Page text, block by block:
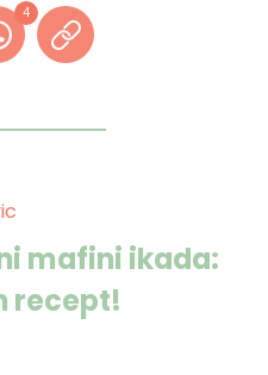
4
mafini ikada:
recept!